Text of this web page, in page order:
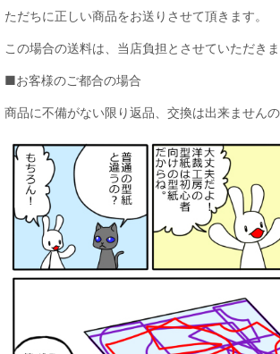
ただちに正しい商品をお送りさせて頂きます。
この場合の送料は、当店負担とさせていただきま
■お客様のご都合の場合
商品に不備がない限り返品、交換は出来ませんの